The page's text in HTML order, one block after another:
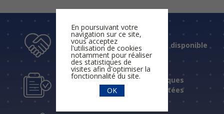
Un accueil humain et disponible
Des réponses techniques
fiables et expérimentées
En poursuivant votre
navigation sur ce site,
vous acceptez
l'utilisation de cookies
notamment pour réaliser
des statistiques de
visites afin d'optimiser la
fonctionnalité du site.
OK